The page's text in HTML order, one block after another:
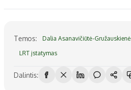
Temos: Dalia Asanavičiūtė-Gružauskienė
LRT įstatymas
Dalintis: